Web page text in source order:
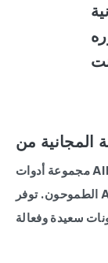
مجموعة أدوات AIKTP مصممة خصيصًا لك، أيها المدونون
الطموحون. توفر AIKTP جميع هذه الأدوات مجانًا تمامًا.